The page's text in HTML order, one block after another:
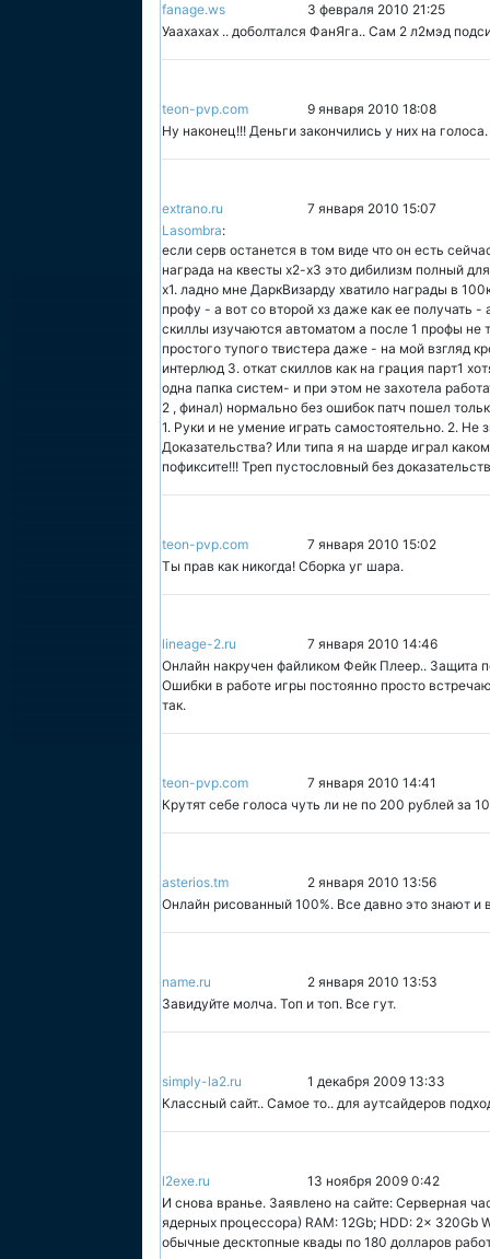
fanage.ws
3 февраля 2010 21:25
Уаахахах .. доболтался ФанЯга.. Сам 2 л2мэд
teon-pvp.com
9 января 2010 18:08
Ну наконец!!! Деньги закончились у них на
extrano.ru
7 января 2010 15:07
Lasombra:
если серв останется в том виде что он есть
награда на квесты х2-х3 это дибилизм полный
х1. ладно мне ДаркВизарду хватило награды в
профу - а вот со второй хз даже как ее получать
скиллы изучаются автоматом а после 1 профы не
простого тупого твистера даже - на мой взгляд
интерлюд 3. откат скиллов как на грация парт1
одна папка систем- и при этом не захотела
2 , финал) нормально без ошибок патч пошел
1. Руки и не умение играть самостоятельно. 2.
Доказательства? Или типа я на шарде играл
пофиксите!!! Треп пустословный без доказательств
teon-pvp.com
7 января 2010 15:02
Ты прав как никогда! Сборка уг шара.
lineage-2.ru
7 января 2010 14:46
Онлайн накручен файликом Фейк Плеер.. Защита
Ошибки в работе игры постоянно просто
так.
teon-pvp.com
7 января 2010 14:41
Крутят себе голоса чуть ли не по 200 рублей за
asterios.tm
2 января 2010 13:56
Онлайн рисованный 100%. Все давно это знают и
name.ru
2 января 2010 13:53
Завидуйте молча. Топ и топ. Все гут.
simply-la2.ru
1 декабря 2009 13:33
Классный сайт.. Самое то.. для аутсайдеров
l2exe.ru
13 ноября 2009 0:42
И снова вранье. Заявлено на сайте: Серверная
ядерных процессора) RAM: 12Gb; HDD: 2x 320Gb
обычные десктопные квады по 180 долларов